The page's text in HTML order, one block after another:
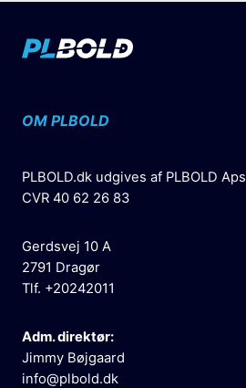
OM PLBOLD
PLBOLD.dk udgives af PLBOLD Aps
CVR 40 62 26 83
Gerdsvej 10 A
2791 Dragør
Tlf. +20242011
Adm. direktør:
Jimmy Bøjgaard
info@plbold.dk